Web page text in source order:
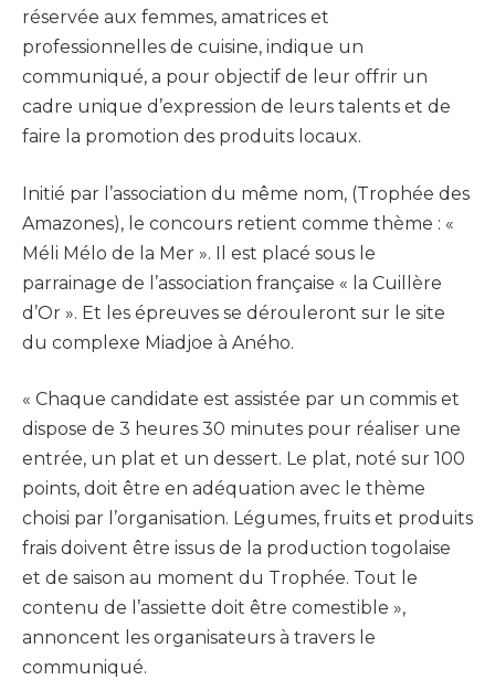
réservée aux femmes, amatrices et
professionnelles de cuisine, indique un
communiqué, a pour objectif de leur offrir un
cadre unique d’expression de leurs talents et de
faire la promotion des produits locaux.
Initié par l’association du même nom, (Trophée des
Amazones), le concours retient comme thème : «
Méli Mélo de la Mer ». Il est placé sous le
parrainage de l’association française « la Cuillère
d’Or ». Et les épreuves se dérouleront sur le site
du complexe Miadjoe à Aného.
« Chaque candidate est assistée par un commis et
dispose de 3 heures 30 minutes pour réaliser une
entrée, un plat et un dessert. Le plat, noté sur 100
points, doit être en adéquation avec le thème
choisi par l’organisation. Légumes, fruits et produits
frais doivent être issus de la production togolaise
et de saison au moment du Trophée. Tout le
contenu de l’assiette doit être comestible »,
annoncent les organisateurs à travers le
communiqué.